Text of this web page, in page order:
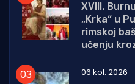
XVIII.
„Krka“ u
rimskoj
učenju
06 kol. 2026